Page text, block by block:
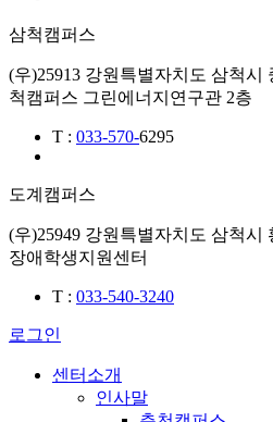
삼척캠퍼스
(우)25913 강원특별자치도 삼척시
척캠퍼스 그린에너지연구관 2층
T : 033-570-6295
도계캠퍼스
(우)25949 강원특별자치도 삼척시
장애학생지원센터
T : 033-540-3240
로그인
센터소개
인사말